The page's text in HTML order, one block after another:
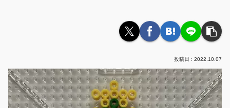
2022.10.07